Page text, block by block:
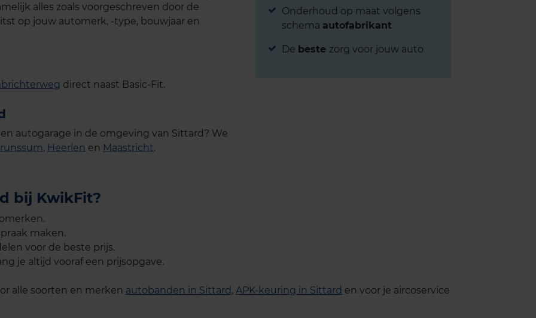
Onderhoud op maat volgens
schema autofabrikant
De beste zorg voor jouw auto
alles zoals voorgeschreven door de
op jouw automerk, -type, bouwjaar en
direct naast Basic-Fit.
autogarage in de omgeving van Sittard? We
, Heerlen en Maastricht.
bij KwikFit?
maken.
voor de beste prijs.
je altijd vooraf een prijsopgave.
alle soorten en merken autobanden in Sittard , APK-keuring in Sittard en voor je aircoservice